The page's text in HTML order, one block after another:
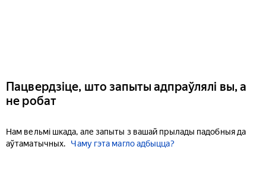
Пацвердзіце, што запыты адпраўлялі вы, а
не робат
Нам вельмі шкада, але запыты з вашай прылады падобныя да
аўтаматычных.
Чаму гэта магло адбыцца?